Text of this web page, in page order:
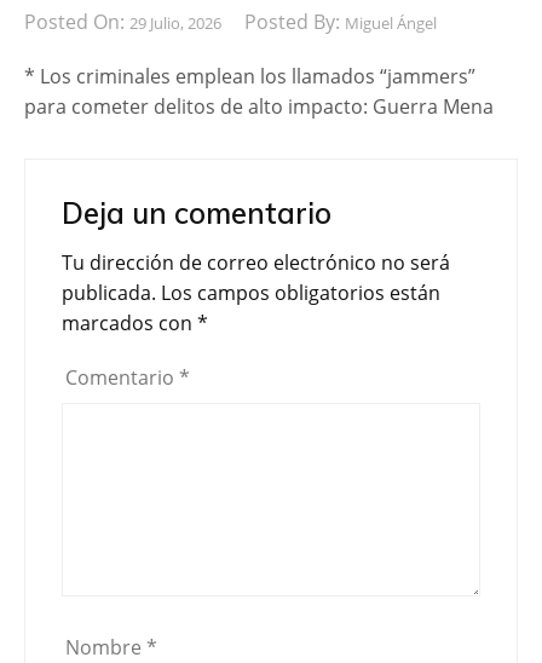
Posted On: 29 Julio, 2026 Posted By: Miguel Ángel
* Los criminales emplean los llamados “jammers”
para cometer delitos de alto impacto: Guerra Mena
Deja un comentario
Tu dirección de correo electrónico no será
publicada. Los campos obligatorios están
marcados con *
Comentario *
Nombre *